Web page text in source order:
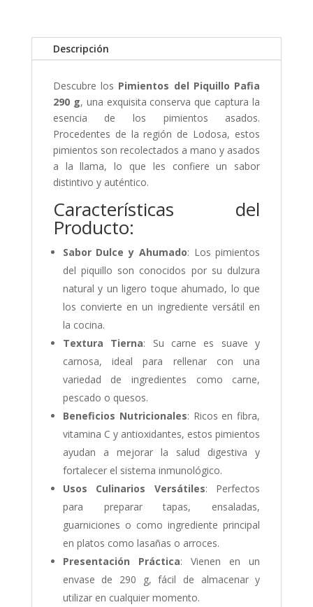
Descripción
Descubre los Pimientos del Piquillo Pafia
290 g, una exquisita conserva que captura la
esencia de los pimientos asados.
Procedentes de la región de Lodosa, estos
pimientos son recolectados a mano y asados
a la llama, lo que les confiere un sabor
distintivo y auténtico.
Características del
Producto:
Sabor Dulce y Ahumado: Los pimientos
del piquillo son conocidos por su dulzura
natural y un ligero toque ahumado, lo que
los convierte en un ingrediente versátil en
la cocina.
Textura Tierna: Su carne es suave y
carnosa, ideal para rellenar con una
variedad de ingredientes como carne,
pescado o quesos.
Beneficios Nutricionales: Ricos en fibra,
vitamina C y antioxidantes, estos pimientos
ayudan a mejorar la salud digestiva y
fortalecer el sistema inmunológico.
Usos Culinarios Versátiles: Perfectos
para preparar tapas, ensaladas,
guarniciones o como ingrediente principal
en platos como lasañas o arroces.
Presentación Práctica: Vienen en un
envase de 290 g, fácil de almacenar y
utilizar en cualquier momento.